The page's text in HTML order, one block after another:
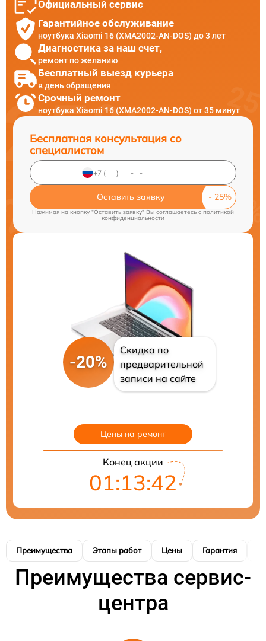
Официальный сервис
Гарантийное обслуживание
ноутбука Xiaomi 16 (XMA2002-AN-DOS) до 3 лет
Диагностика за наш счет,
ремонт по желанию
Бесплатный выезд курьера
в день обращения
Срочный ремонт
ноутбука Xiaomi 16 (XMA2002-AN-DOS) от 35 минут
Бесплатная консультация со
специалистом
Оставить заявку
Нажимая на кнопку "Оставить заявку" Вы соглашаетесь cполитикой
конфиденциальности
-20%
Скидка по
предварительной
записи на сайте
Цены на ремонт
Конец акции
01:13:41
Преимущества Этапы работ Цены Гарантия
Преимущества сервис-
центра